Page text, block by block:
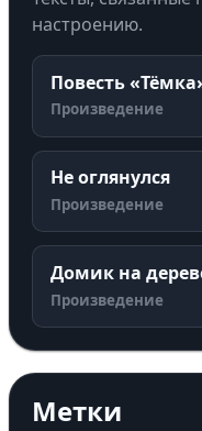
настроению.
Повесть
Произведение
Не оглянулся
Произведение
Домик на
Произведение
Метки